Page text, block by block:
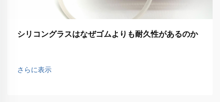
シリコングラスはなぜゴムよりも耐久性があるのか
さらに表示